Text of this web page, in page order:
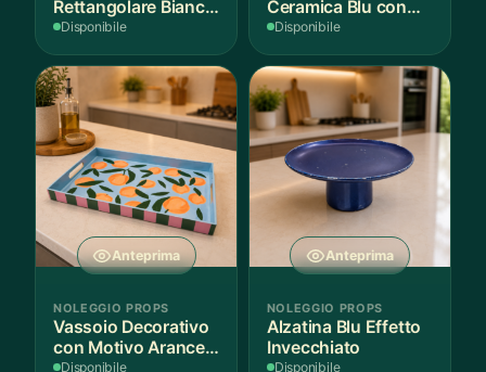
Rettangolare Bianco
per Scenografie
Disponibile
Ceramica Blu con
Bordo Dorato
Disponibile
Anteprima
NOLEGGIO PROPS
Vassoio Decorativo
con Motivo Arance e
Foglie
Disponibile
Anteprima
NOLEGGIO PROPS
Alzatina Blu Effetto
Invecchiato
Disponibile